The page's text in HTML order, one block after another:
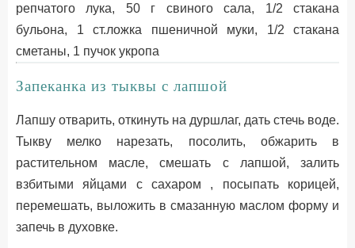
репчатого лука, 50 г свиного сала, 1/2 стакана
бульона, 1 ст.ложка пшеничной муки, 1/2 стакана
сметаны, 1 пучок укропа
Запеканка из тыквы с лапшой
Лапшу отварить, откинуть на дуршлаг, дать стечь воде.
Тыкву мелко нарезать, посолить, обжарить в
растительном масле, смешать с лапшой, залить
взбитыми яйцами с сахаром , посыпать корицей,
перемешать, выложить в смазанную маслом форму и
запечь в духовке.